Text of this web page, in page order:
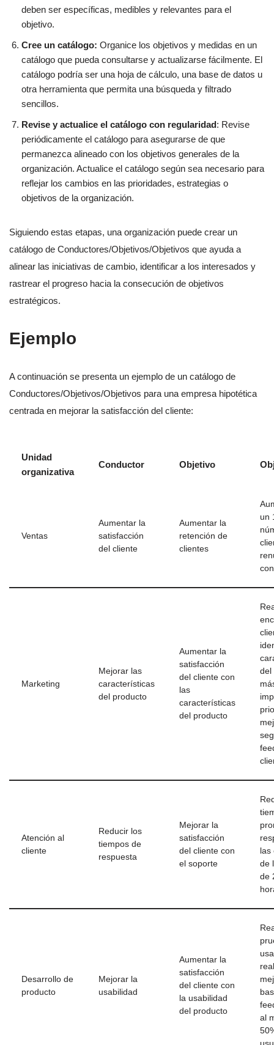
deben ser específicas, medibles y relevantes para el
objetivo.
Cree un catálogo: Organice los objetivos y medidas en un
catálogo que pueda consultarse y actualizarse fácilmente. El
catálogo podría ser una hoja de cálculo, una base de datos u
otra herramienta que permita una búsqueda y filtrado
sencillos.
Revise y actualice el catálogo con regularidad: Revise
periódicamente el catálogo para asegurarse de que
permanezca alineado con los objetivos generales de la
organización. Actualice el catálogo según sea necesario para
reflejar los cambios en las prioridades, estrategias o
objetivos de la organización.
Siguiendo estas etapas, una organización puede crear un
catálogo de Conductores/Objetivos/Objetivos que ayuda a
alinear las iniciativas de cambio, identificar a los interesados y
rastrear el progreso hacia la consecución de objetivos
estratégicos.
Ejemplo
A continuación se presenta un ejemplo de un catálogo de
Conductores/Objetivos/Objetivos para una empresa hipotética
centrada en mejorar la satisfacción del cliente:
Unidad
organizativa
Conductor Objetivo
Ventas
Aumentar la
satisfacción
del cliente
Aumentar la
retención de
clientes
un
Marketing
Mejorar las
características
del producto
Aumentar la
satisfacción
del cliente con
las
características
del producto
del
Atención al
cliente
Reducir los
tiempos de
respuesta
Mejorar la
satisfacción
del cliente con
el soporte
las
de
de
Desarrollo de
producto
Mejorar la
usabilidad
Aumentar la
satisfacción
del cliente con
la usabilidad
del producto
al